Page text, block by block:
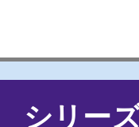
シリー